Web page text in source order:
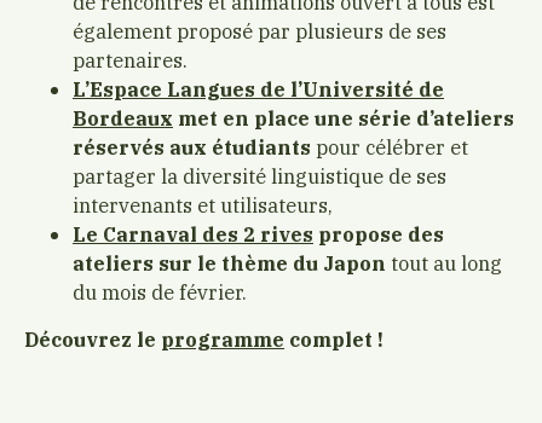
également proposé par plusieurs de ses
partenaires.
L’Espace Langues de l’Université de
Bordeaux met en place une série d’ateliers
réservés aux étudiants pour célébrer et
partager la diversité linguistique de ses
intervenants et utilisateurs,
Le Carnaval des 2 rives propose des
ateliers sur le thème du Japon tout au long
du mois de février.
Découvrez le programme complet !